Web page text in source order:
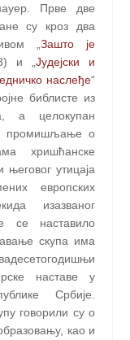
Прве две
су кроз два
„Зашто је
и „ Јудејски и
наслеђе“
библисте из
а целокупан
промишљање о
хришћанске
утицаја
европских
изазваног
се наставило
скупа има
наставе у
Србије.
говорили су о
као и